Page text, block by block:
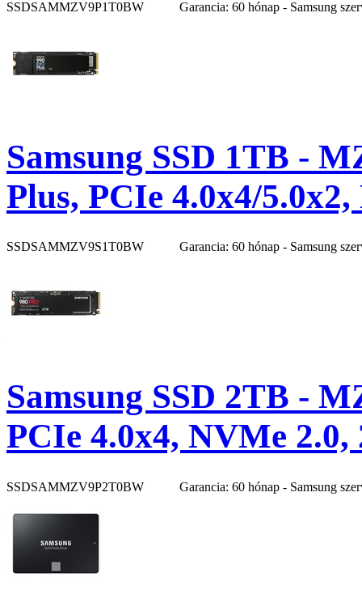
SSDSAMMZV9P1T0BW Garancia: 60 hónap - Samsung
Samsung SSD 1TB -
Plus, PCIe 4.0x4/
SSDSAMMZV9S1T0BW Garancia: 60 hónap - Samsung
Samsung SSD 2TB -
PCIe 4.0x4, NVMe 2.0,
SSDSAMMZV9P2T0BW Garancia: 60 hónap - Samsung